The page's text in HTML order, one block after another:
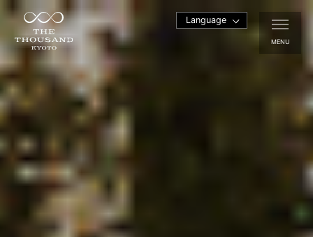
Language
MENU